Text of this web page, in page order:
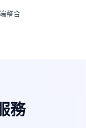
整合
務